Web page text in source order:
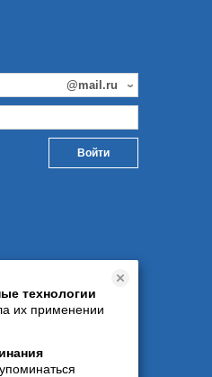
технологии
их применении